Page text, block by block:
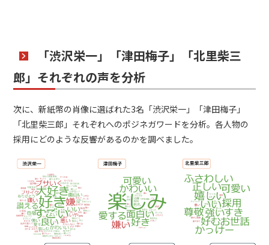
「渋沢栄一」「津田梅子」「北里柴三
郎」それぞれの声を分析
次に、新紙幣の肖像に選ばれた3名「渋沢栄一」「津田梅子」
「北里柴三郎」それぞれへのポジネガワードを分析。各人物の
採用にどのような反響があるのかを調べました。